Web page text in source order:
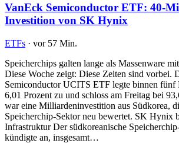
VanEck Semiconductor ETF: 40-
Investition von SK Hynix
ETFs · vor 57 Min.
Speicherchips galten lange als Massenware
Diese Woche zeigt: Diese Zeiten sind vorbei.
Semiconductor UCITS ETF legte binnen fünf
6,01 Prozent zu und schloss am Freitag bei
war eine Milliardeninvestition aus Südkorea,
Speicherchip-Sektor neu bewertet. SK Hynix
Infrastruktur Der südkoreanische
kündigte an, insgesamt…